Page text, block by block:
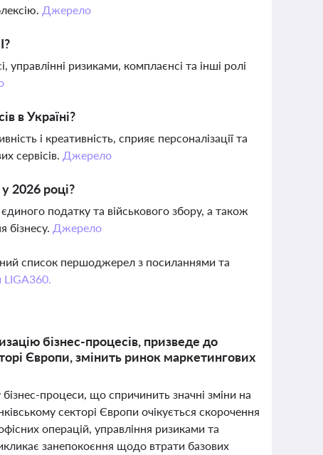
Джерело
ризиками, комплаєнсі та інші ролі
в Україні?
і креативність, сприяє персоналізації та
сервісів. Джерело
2026 році?
податку та військового збору, а також
бізнесу. Джерело
список першоджерел з посиланнями та
LIGA360.
бізнес-процесів, призведе до
Європи, змінить ринок маркетингових
процеси, що спричинить значні зміни на
секторі Європи очікується скорочення
операцій, управління ризиками та
занепокоєння щодо втрати базових